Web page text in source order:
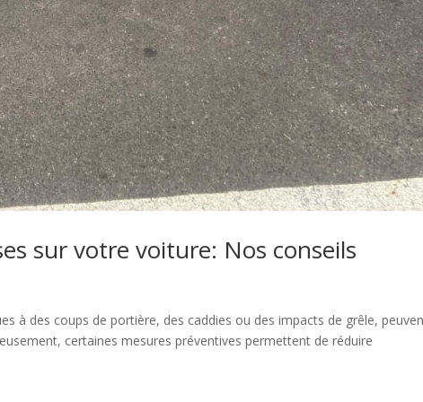
sur votre voiture: Nos conseils
à des coups de portière, des caddies ou des impacts de grêle,
certaines mesures préventives permettent de réduire